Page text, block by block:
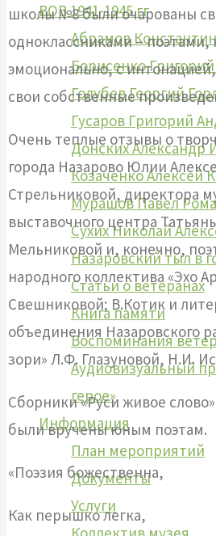
ВОВ 1941-1945 гг
Абрамов
Борисенко
Голубев Георгий
Гусаров Григорий
Донских Александр
Козаченко Алексей
Мурашов Павел
Сухих Николай
Назаровский тыл в
Статьи о ветеранах
Книга памяти
Воспоминания
Аудиовизуальный
герое»
Информация
План мероприятий
Документы
Услуги
школы №8 были очарованы
одноклассниками – поэтами,
эмоционально, с
свои собственные
Очень теплые отзывы о
города Назарово Юлии
Стрельниковой, директора
выставочного центра
Мельниковой и, конечно,
народного коллектива «Эхо
Свешниковой; В.Котик и
объединения Назаровского
зори» Л.Ф. Глазуновой, Н.И.
Сборники «Руси живое
были вручены юным поэтам.
«Поэзия божественна,
Как перышко легка,